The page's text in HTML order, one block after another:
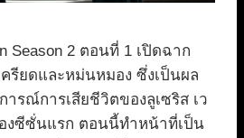
Season 2 ตอนที่ 1 เปิดฉาก
รียดและหม่นหมอง ซึ่งเป็นผล
ารณ์การเสียชีวิตของลูเซริส เว
งซีซั่นแรก ตอนนี้ทำหน้าที่เป็น